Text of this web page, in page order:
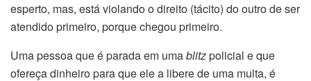
esperto, mas, está violando o direito (tácito) do outro de ser
atendido primeiro, porque chegou primeiro.
Uma pessoa que é parada em umablitzpolicial e que
ofereça dinheiro para que ele a libere de uma multa, é